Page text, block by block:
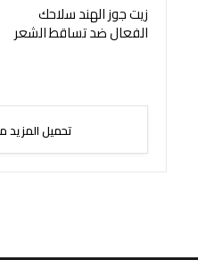
زيت جوز الهند سلاحك
الفعال ضد تساقط الشعر
تحميل